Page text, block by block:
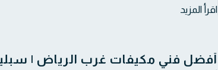
اقرأ المزيد
أفضل فني مكيفات غرب الرياض |